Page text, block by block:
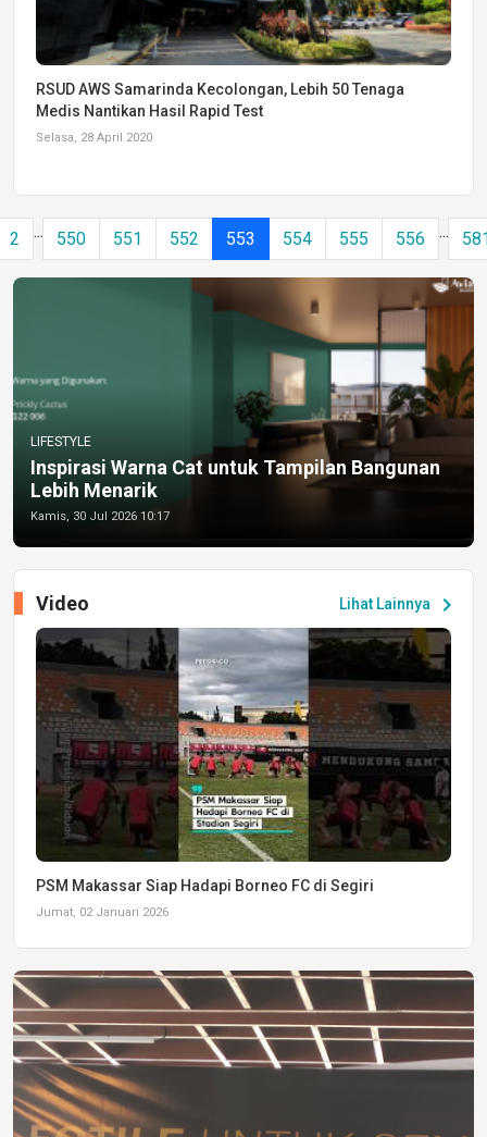
RSUD AWS Samarinda Kecolongan, Lebih 50 Tenaga
Medis Nantikan Hasil Rapid Test
Selasa, 28 April 2020
2 ... 550 551 552 553 554 555 556 ...
LIFESTYLE
Inspirasi Warna Cat untuk Tampilan Bangunan
Lebih Menarik
Kamis, 30 Jul 2026 10:17
Lihat Lainnya chevron_right
Video
PSM Makassar Siap Hadapi Borneo FC di Segiri
Jumat, 02 Januari 2026